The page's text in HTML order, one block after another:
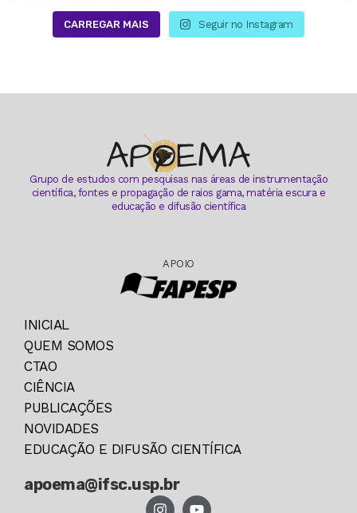
CARREGAR MAIS Seguir no Instagram
Grupo de estudos com pesquisas nas áreas de instrumentação
científica, fontes e propagação de raios gama, matéria escura e
educação e difusão científica
APOIO
INICIAL
QUEM SOMOS
CTAO
CIÊNCIA
PUBLICAÇÕES
NOVIDADES
EDUCAÇÃO E DIFUSÃO CIENTÍFICA
apoema@ifsc.usp.br